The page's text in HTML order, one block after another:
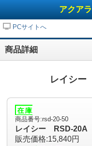
アクア
PCサイトへ
商品詳細
レイシ
商品番号:rsd-20-50
レイシー RSD-
販売価格:15,840円